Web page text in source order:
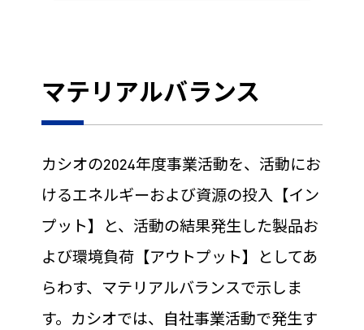
マテリアルバランス
カシオの2024年度事業活動を、活動にお
けるエネルギーおよび資源の投入【イン
プット】と、活動の結果発生した製品お
よび環境負荷【アウトプット】としてあ
らわす、マテリアルバランスで示しま
す。カシオでは、自社事業活動で発生す